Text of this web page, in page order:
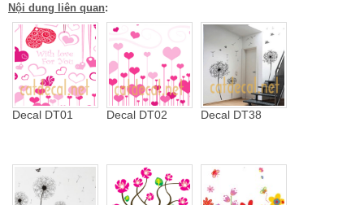
Nội dung liên quan:
Decal DT01 Decal DT02 Decal DT38